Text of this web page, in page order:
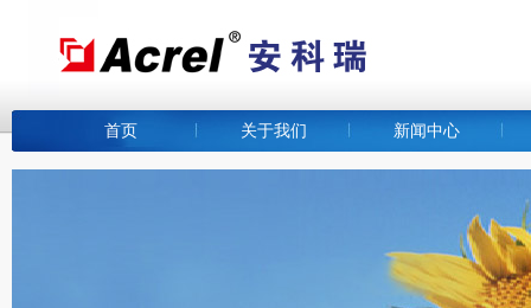
首页 关于我们 新闻中心